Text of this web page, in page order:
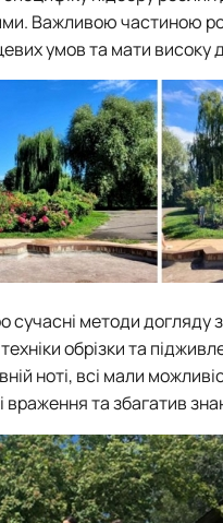
Важливою частиною
умов та мати високу
сучасні методи
обрізки та
ноті, всі мали
враження та збагатив